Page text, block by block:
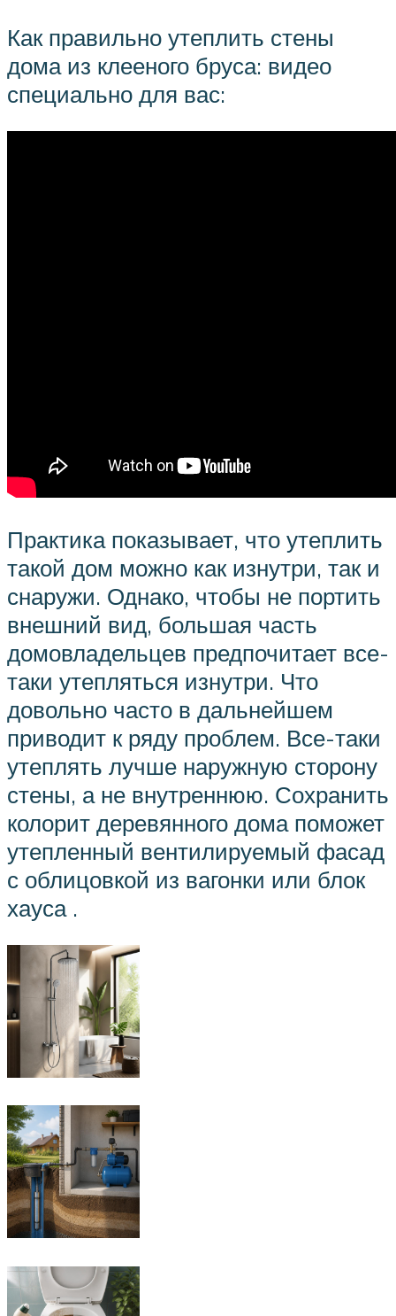
Как правильно утеплить стены
дома из клееного бруса: видео
специально для вас:
Практика показывает, что утеплить
такой дом можно как изнутри, так и
снаружи. Однако, чтобы не портить
внешний вид, большая часть
домовладельцев предпочитает все-
таки утепляться изнутри. Что
довольно часто в дальнейшем
приводит к ряду проблем. Все-таки
утеплять лучше наружную сторону
стены, а не внутреннюю. Сохранить
колорит деревянного дома поможет
утепленный вентилируемый фасад
с облицовкой из вагонки или блок
хауса .